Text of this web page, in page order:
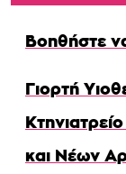
Βοηθήστε
Γιορτή
και Νέων